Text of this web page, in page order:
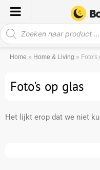
naar
de
inhoud
Producten
zoeken
Home » Home & Living » Foto's
Foto's op glas
Het lijkt erop dat we niet